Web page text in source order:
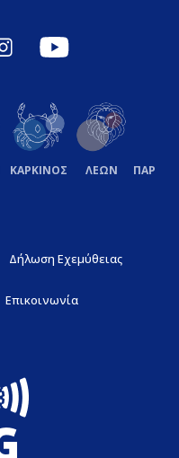
ΚΑΡΚΙΝΟΣ ΛΕΩΝ
Δήλωση Εχεμύθειας
Επικοινωνία